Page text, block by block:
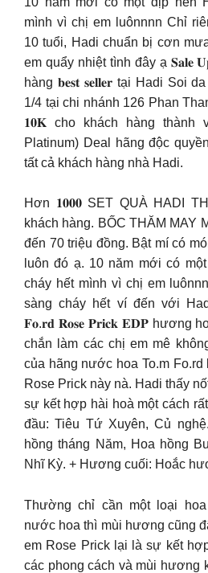
mình vì chị em luônnnn Chỉ
10 tuổi, Hadi chuẩn bị cơn
em quẩy nhiệt tình đây ạ 𝐒𝐚𝐥𝐞
hàng 𝐛𝐞𝐬𝐭 𝐬𝐞𝐥𝐥𝐞𝐫 tại Hadi Soi
1/4 tại chi nhánh 126 Phan
𝟏𝟎𝐊 cho khách hàng thành
Platinum) Deal hãng độc
tất cả khách hàng nhà Hadi.
Hơn 𝟏𝟎𝟎𝟎 SET QUÀ HADI
khách hàng. BỐC THĂM MAY
đến 70 triệu đồng. Bật mí có
luôn đó ạ. 10 năm mới có
cháy hết mình vì chị em
sàng cháy hết ví đến với
𝐅𝐨.𝐫𝐝 𝐑𝐨𝐬𝐞 𝐏𝐫𝐢𝐜𝐤 𝐄𝐃𝐏 hương
chắn làm các chị em mê
của hãng nước hoa To.m
Rose Prick này nà. Hadi thấy
sự kết hợp hài hoà một cách
đầu: Tiêu Tứ Xuyên, Củ
hồng tháng Năm, Hoa hồng
Nhĩ Kỳ. + Hương cuối: Hoắc
Thường chỉ cần một loại
nước hoa thì mùi hương cũng
em Rose Prick lại là sự kết
các phong cách và mùi hương